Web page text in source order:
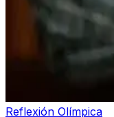
Reflexión Olímpica